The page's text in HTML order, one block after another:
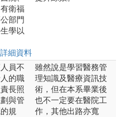
衛福
部門
學以
細資料
員不
的職
長照
與管
規
雖然說是學習醫務管
理知識及醫療資訊技
術，但在本系畢業後
也不一定要在醫院工
作，其他出路亦寬